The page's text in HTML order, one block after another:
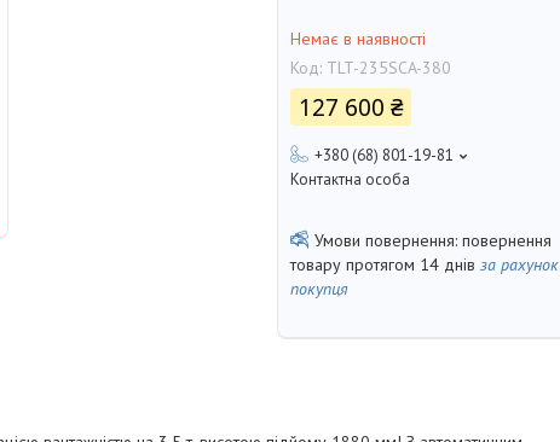
Немає в наявності
Код: TLT-235SCA-380
127 600 ₴
+380 (68) 801-19-81
Контактна особа
повернення
товару протягом 14 днів за рахунок
покупця